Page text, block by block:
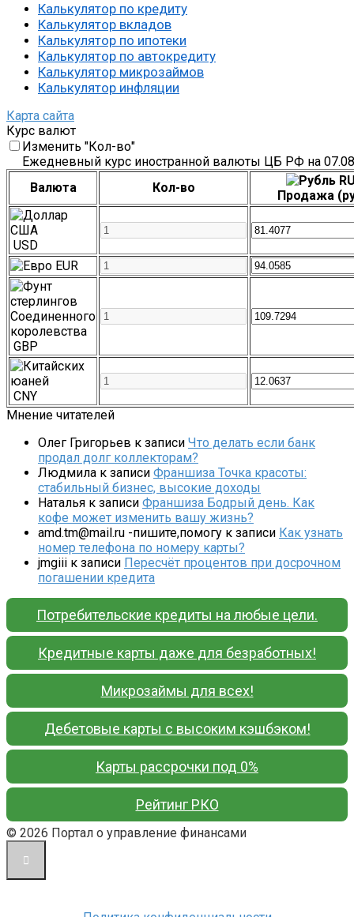
Калькулятор по кредиту
Калькулятор вкладов
Калькулятор по ипотеки
Калькулятор по автокредиту
Калькулятор микрозаймов
Калькулятор инфляции
Карта сайта
Курс валют
Изменить "Кол-во"
Ежедневный курс иностранной валюты ЦБ РФ на
Валюта
Кол-во
Продажа
USD
EUR
GBP
CNY
Мнение читателей
Олег Григорьев к записи Что делать если банк
продал долг коллекторам?
Людмила к записи Франшиза Точка красоты:
стабильный бизнес, высокие доходы
Наталья к записи Франшиза Бодрый день. Как
кофе может изменить вашу жизнь?
amd.tm@mail.ru -пишите,помогу к записи Как узнать
номер телефона по номеру карты?
jmgiii к записи Пересчёт процентов при досрочном
погашении кредита
Потребительские кредиты на любые цели.
Кредитные карты даже для безработных!
Микрозаймы для всех!
Дебетовые карты с высоким кэшбэком!
Карты рассрочки под 0%
Рейтинг РКО
© 2026 Портал о управление финансами